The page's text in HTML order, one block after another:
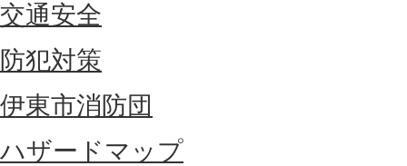
交通安全
防犯対策
伊東市消防団
ハザードマップ